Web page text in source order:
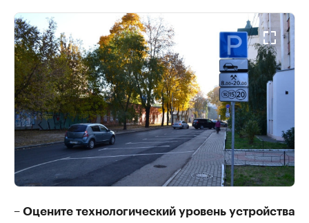
– Оцените технологический уровень устройства